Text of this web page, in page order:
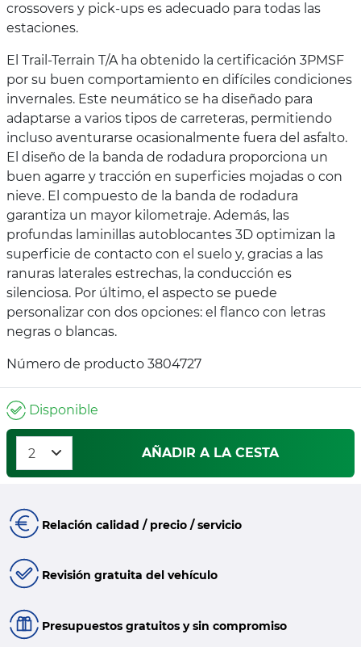
crossovers y pick-ups es adecuado para todas las
estaciones.
El Trail-Terrain T/A ha obtenido la certificación 3PMSF
por su buen comportamiento en difíciles condiciones
invernales. Este neumático se ha diseñado para
adaptarse a varios tipos de carreteras, permitiendo
incluso aventurarse ocasionalmente fuera del asfalto.
El diseño de la banda de rodadura proporciona un
buen agarre y tracción en superficies mojadas o con
nieve. El compuesto de la banda de rodadura
garantiza un mayor kilometraje. Además, las
profundas laminillas autoblocantes 3D optimizan la
superficie de contacto con el suelo y, gracias a las
ranuras laterales estrechas, la conducción es
silenciosa. Por último, el aspecto se puede
personalizar con dos opciones: el flanco con letras
negras o blancas.
Número de producto 3804727
Disponible
AÑADIR A LA CESTA
Relación calidad / precio / servicio
Revisión gratuita del vehículo
Presupuestos gratuitos y sin compromiso